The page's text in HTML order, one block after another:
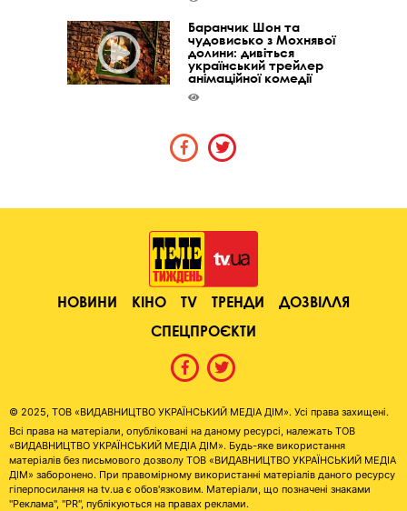
Баранчик Шон та
чудовисько з Мохнявої
долини: дивіться
український трейлер
анімаційної комедії
НОВИНИ КІНО TV ТРЕНДИ
ДОЗВІЛЛЯ
СПЕЦПРОЄКТИ
© 2025, ТОВ «ВИДАВНИЦТВО УКРАЇНСЬКИЙ МЕДІА ДІМ». Усі права захищені.
Всі права на матеріали, опубліковані на даному ресурсі, належать ТОВ
«ВИДАВНИЦТВО УКРАЇНСЬКИЙ МЕДІА ДІМ». Будь-яке використання
матеріалів без письмового дозволу ТОВ «ВИДАВНИЦТВО УКРАЇНСЬКИЙ МЕДІА
ДІМ» заборонено. При правомірному використанні матеріалів даного ресурсу
гіперпосилання на tv.ua є обов'язковим. Матеріали, що позначені знаками
"Реклама", "PR", публікуються на правах реклами.